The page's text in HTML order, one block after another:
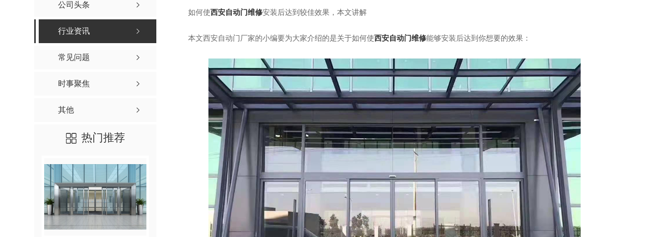
公司头条
行业资讯
常见问题
时事聚焦
其他
热门推荐
如何使西安自动门维修安装后达到较佳效果，本文讲解
本文西安自动门厂家的小编要为大家介绍的是关于如何使西安自动门维修能够安装后达到你想要的效果：